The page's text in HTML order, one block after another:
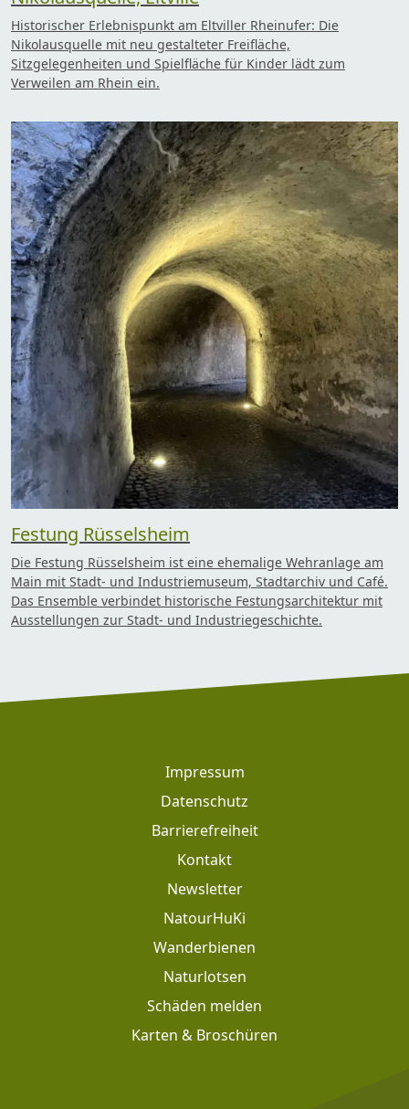
Historischer Erlebnispunkt am Eltviller Rheinufer: Die
Nikolausquelle mit neu gestalteter Freifläche,
Sitzgelegenheiten und Spielfläche für Kinder lädt zum
Verweilen am Rhein ein.
Festung Rüsselsheim
Die Festung Rüsselsheim ist eine ehemalige Wehranlage am
Main mit Stadt- und Industriemuseum, Stadtarchiv und Café.
Das Ensemble verbindet historische Festungsarchitektur mit
Ausstellungen zur Stadt- und Industriegeschichte.
Footer: Meta Navigation
Impressum
Datenschutz
Barrierefreiheit
Kontakt
Newsletter
NatourHuKi
Wanderbienen
Naturlotsen
Schäden melden
Karten & Broschüren